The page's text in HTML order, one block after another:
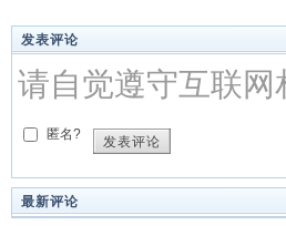
发表评论
请自觉遵守互联
匿名?
发表评论
最新评论